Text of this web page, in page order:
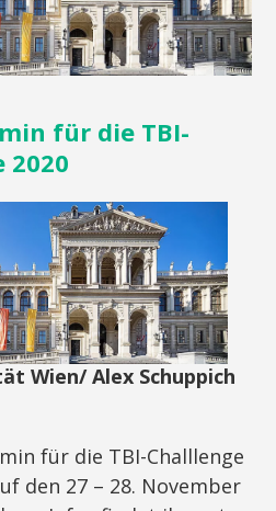
für die TBI-
2020
Wien/ Alex Schuppich
für die TBI-Challlenge
den 27 – 28. November